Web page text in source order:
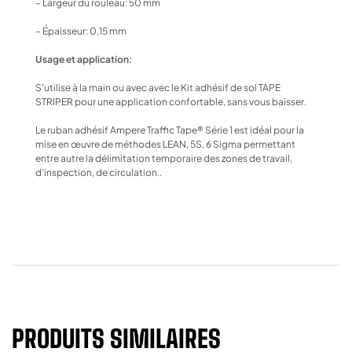
– Largeur du rouleau: 50 mm
– Épaisseur: 0,15 mm
Usage et application:
S’utilise à la main ou avec avec le Kit adhésif de sol TAPE
STRIPER pour une application confortable, sans vous baisser.
Le ruban adhésif Ampere Traffic Tape® Série 1 est idéal pour la
mise en œuvre de méthodes LEAN, 5S, 6 Sigma permettant
entre autre la délimitation temporaire des zones de travail,
d’inspection, de circulation..
PRODUITS SIMILAIRES